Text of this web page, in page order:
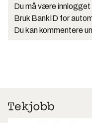
Du må være
Bruk BankID for
Du kan kommentere